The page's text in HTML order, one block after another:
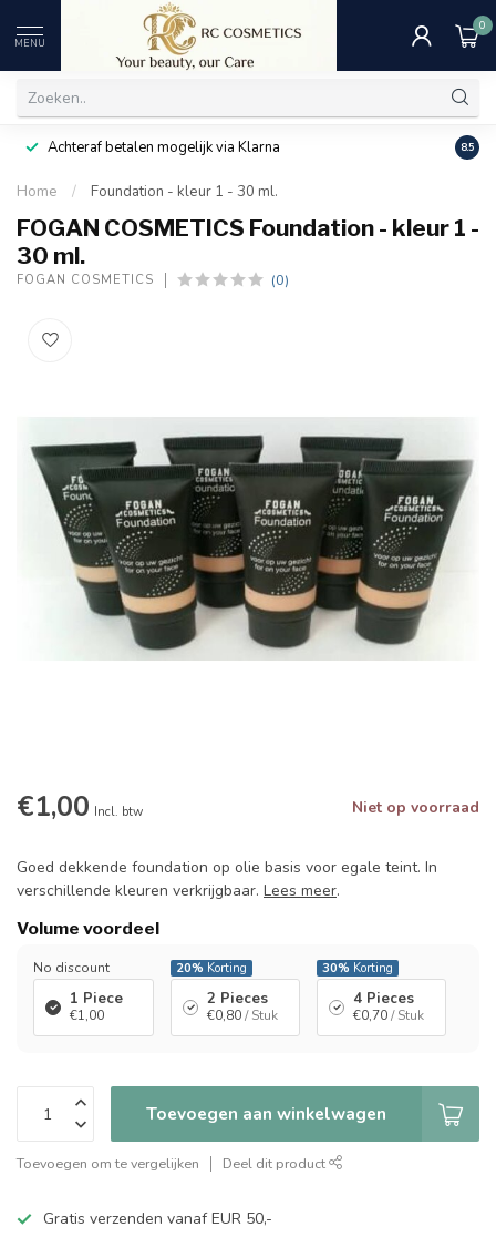
MENU
0
Achteraf betalen mogelijk via Klarna 8.5
Home / Foundation - kleur 1 - 30 ml.
FOGAN COSMETICS Foundation - kleur 1 -
30 ml.
FOGAN COSMETICS (0)
€1,00 Incl. btw Niet op voorraad
Goed dekkende foundation op olie basis voor egale teint. In
verschillende kleuren verkrijgbaar. Lees meer.
Volume voordeel
No discount
1 Piece
€1,00
20% Korting
2 Pieces
€0,80/ Stuk
30% Korting
4 Pieces
€0,70/ Stuk
Toevoegen aan winkelwagen
Toevoegen om te vergelijken Deel dit product
Gratis verzenden vanaf EUR 50,-